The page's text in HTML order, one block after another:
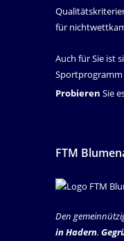
für
Auch für Sie ist
Sportprogramm
Probieren Sie
FTM
Den
in Hadern.